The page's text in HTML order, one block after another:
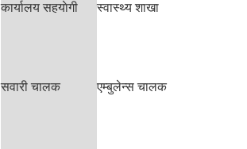
कार्यालय सहयाेगी स्वास्थ्य शाखा
सवारी चालक एम्बुलेन्स चालक